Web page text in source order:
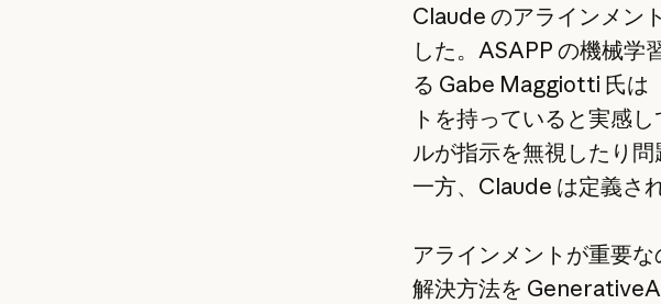
Claude のアラインメン
した。ASAPP の機械学
る Gabe Maggiotti 氏は
トを持っていると実感
ルが指示を無視したり
一方、Claude は定義さ
アラインメントが重要
解決方法を